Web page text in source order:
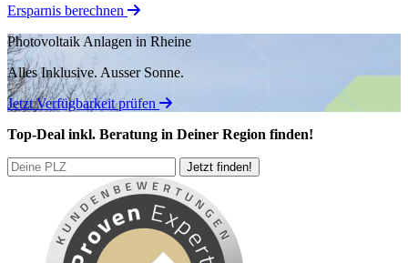
Ersparnis berechnen
Photovoltaik Anlagen in Rheine
Alles Inklusive. Ausser Sonne.
Jetzt Verfügbarkeit prüfen
Top-Deal inkl. Beratung in Deiner Region finden!